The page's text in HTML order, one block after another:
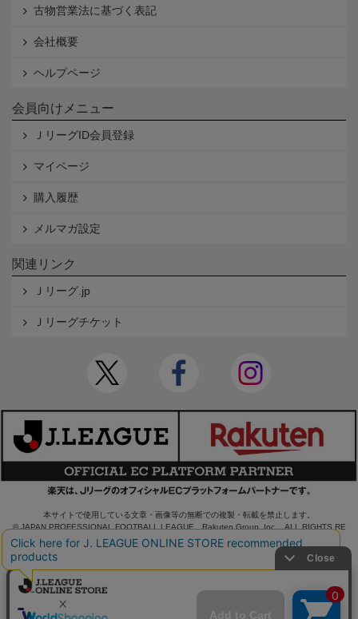
古物営業法に基づく表記
会社概要
ヘルプページ
会員向けメニュー
ＪリーグID会員登録
マイページ
購入履歴
メルマガ設定
関連リンク
Ｊリーグ.jp
Ｊリーグチケット
本サイトで使用している文章・画像等の無断での複製・転載を禁止します。
© JAPAN PROFESSIONAL FOOTBALL LEAGUE Rakuten Group, Inc. ALL RIGHTS RE
SERVED.